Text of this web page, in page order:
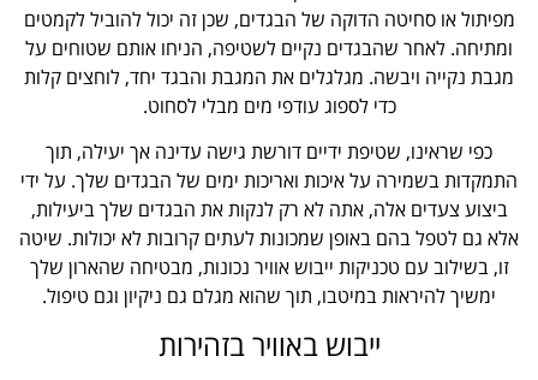
מפיתול או סחיטה הדוקה של הבגדים, שכן זה יכול להוביל לקמטים
ומתיחה. לאחר שהבגדים נקיים לשטיפה, הניחו אותם שטוחים על
מגבת נקייה ויבשה. מגלגלים את המגבת והבגד יחד, לוחצים קלות
כדי לספוג עודפי מים מבלי לסחוט.
כפי שראינו, שטיפת ידיים דורשת גישה עדינה אך יעילה, תוך
התמקדות בשמירה על איכות ואריכות ימים של הבגדים שלך. על ידי
ביצוע צעדים אלה, אתה לא רק לנקות את הבגדים שלך ביעילות,
אלא גם לטפל בהם באופן שמכונות לעתים קרובות לא יכולות. שיטה
זו, בשילוב עם טכניקות ייבוש אוויר נכונות, מבטיחה שהארון שלך
ימשיך להיראות במיטבו, תוך שהוא מגלם גם ניקיון וגם טיפול.
ייבוש באוויר בזהירות